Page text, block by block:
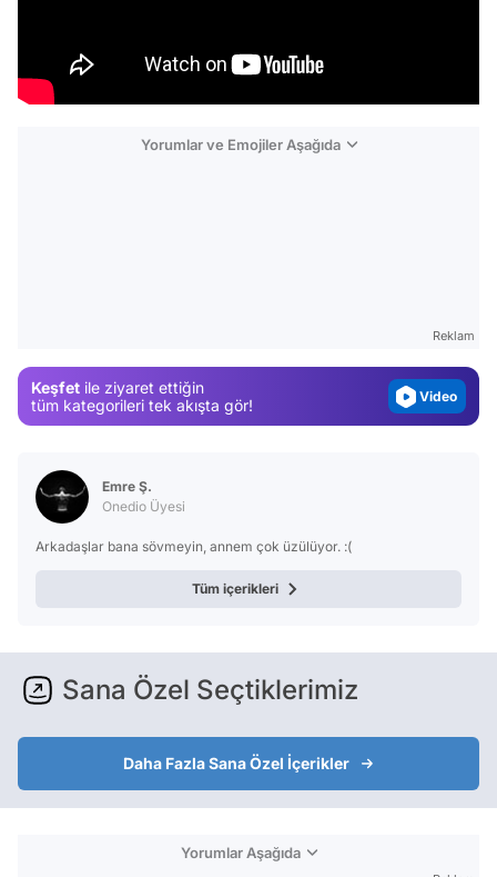
Yorumlar ve Emojiler Aşağıda
Reklam
Keşfet ile ziyaret ettiğin
tüm kategorileri tek akışta gör!
Video
Emre Ş.
Onedio Üyesi
Arkadaşlar bana sövmeyin, annem çok üzülüyor. :(
Tüm içerikleri
Sana Özel Seçtiklerimiz
Daha Fazla Sana Özel İçerikler
Yorumlar Aşağıda